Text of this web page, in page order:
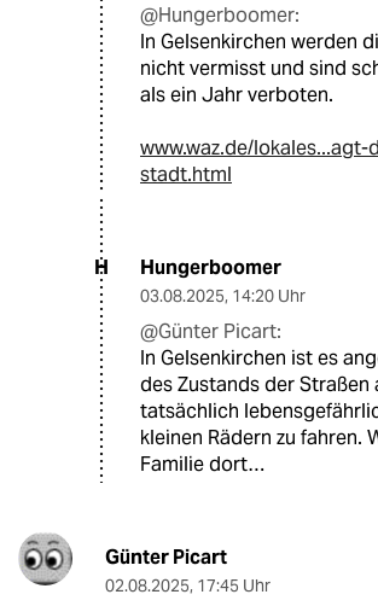
@Hungerboomer:
In Gelsenkirchen werden
nicht vermisst und sind
als ein Jahr verboten.
www.waz.de/lokales...agt-
stadt.html
H Hungerboomer
03.08.2025, 14:20 Uhr
@Günter Picart:
In Gelsenkirchen ist es
des Zustands der Straßen
tatsächlich
kleinen Rädern zu fahren.
Familie dort…
Günter Picart
02.08.2025, 17:45 Uhr